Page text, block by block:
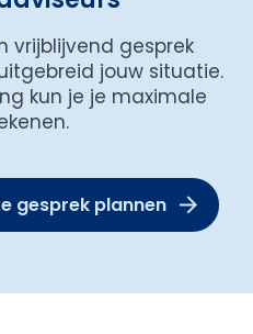
vrijblijvend gesprek
jouw situatie.
kun je je maximale
gesprek plannen